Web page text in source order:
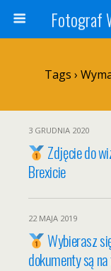
Fotograf
Tags ›
3 GRUDNIA 2020
Zdjęcie do
Brexicie
22 MAJA 2019
Wybierasz
dokumenty są